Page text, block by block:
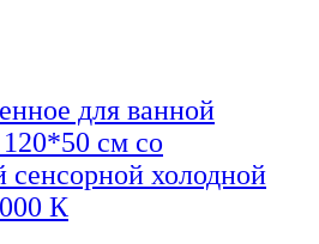
для ванной
см со
сенсорной холодной
К